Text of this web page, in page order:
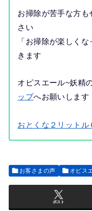
お掃除が苦手な方
さい
「お掃除が楽しく
きます
オピスエール~妖精
ップへお願いします
おとくな２リットル
お客さまの声 オピス
ポスト